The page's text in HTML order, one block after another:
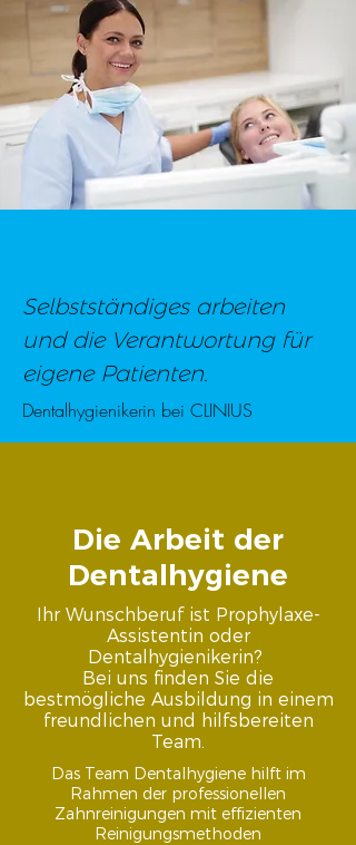
Selbstständiges arbeiten
und die Verantwortung für
eigene Patienten.
Dentalhygienikerin bei CLINIUS
Die Arbeit der
Dentalhygiene
Ihr Wunschberuf ist Prophylaxe-
Assistentin oder
Dentalhygienikerin?
Bei uns finden Sie die
bestmögliche Ausbildung in einem
freundlichen und hilfsbereiten
Team.
Das Team Dentalhygiene hilft im
Rahmen der professionellen
Zahnreinigungen mit effizienten
Reinigungsmethoden